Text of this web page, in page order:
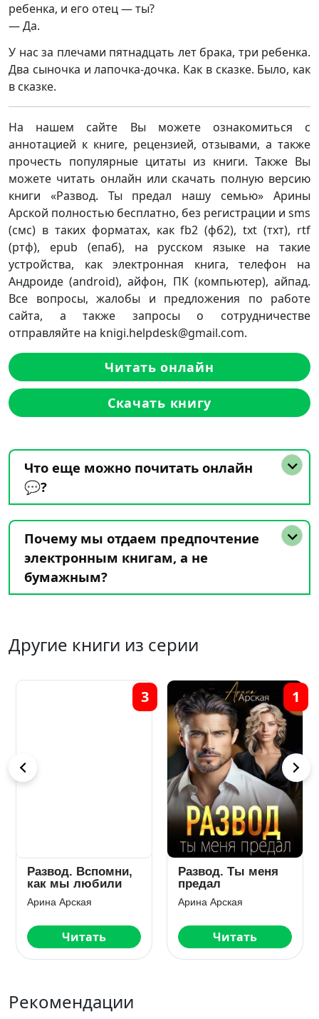
ребенка, и его отец — ты?
— Да.
У нас за плечами пятнадцать лет брака, три ребенка.
Два сыночка и лапочка-дочка. Как в сказке. Было, как
в сказке.
На нашем сайте Вы можете ознакомиться с
аннотацией к книге, рецензией, отзывами, а также
прочесть популярные цитаты из книги. Также Вы
можете читать онлайн или скачать полную версию
книги «Развод. Ты предал нашу семью» Арины
Арской полностью бесплатно, без регистрации и sms
(смс) в таких форматах, как fb2 (фб2), txt (тхт), rtf
(ртф), epub (епаб), на русском языке на такие
устройства, как электронная книга, телефон на
Андроиде (android), айфон, ПК (компьютер), айпад.
Все вопросы, жалобы и предложения по работе
сайта, а также запросы о сотрудничестве
отправляйте на knigi.helpdesk@gmail.com.
Читать онлайн
Скачать книгу
Что еще можно почитать онлайн
💬?
Почему мы отдаем предпочтение
электронным книгам, а не
бумажным?
Другие книги из серии
Развод. Вспомни,
как мы любили
Арина Арская
Читать
3
Развод. Ты меня
предал
Арина Арская
Читать
1
Рекомендации